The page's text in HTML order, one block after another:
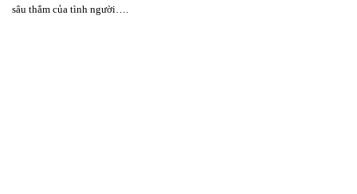
sâu thẳm của tình người….